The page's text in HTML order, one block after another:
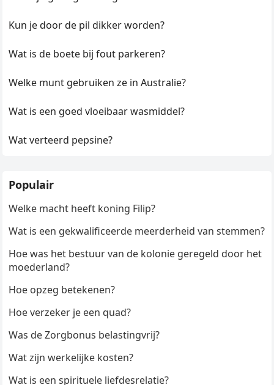
Kun je door de pil dikker worden?
Wat is de boete bij fout parkeren?
Welke munt gebruiken ze in Australie?
Wat is een goed vloeibaar wasmiddel?
Wat verteerd pepsine?
Populair
Welke macht heeft koning Filip?
Wat is een gekwalificeerde meerderheid van stemmen?
Hoe was het bestuur van de kolonie geregeld door het
moederland?
Hoe opzeg betekenen?
Hoe verzeker je een quad?
Was de Zorgbonus belastingvrij?
Wat zijn werkelijke kosten?
Wat is een spirituele liefdesrelatie?